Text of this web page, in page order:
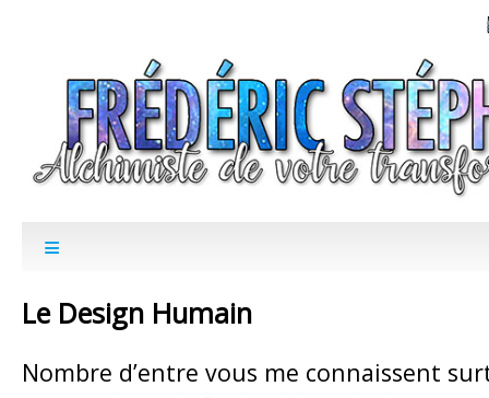
Le Design Humain
Nombre d’entre vous me connaissent